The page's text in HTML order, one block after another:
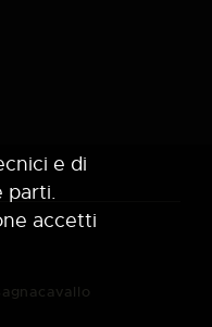
e di
parti.
accetti